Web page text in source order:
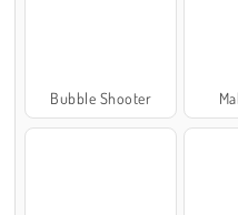
Bubble Shooter